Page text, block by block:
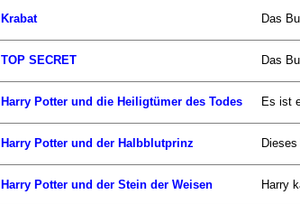
Krabat Das
TOP SECRET Das
Harry Potter und die Heiligtümer des Todes Es ist
Harry Potter und der Halbblutprinz
Harry Potter und der Stein der Weisen Harry